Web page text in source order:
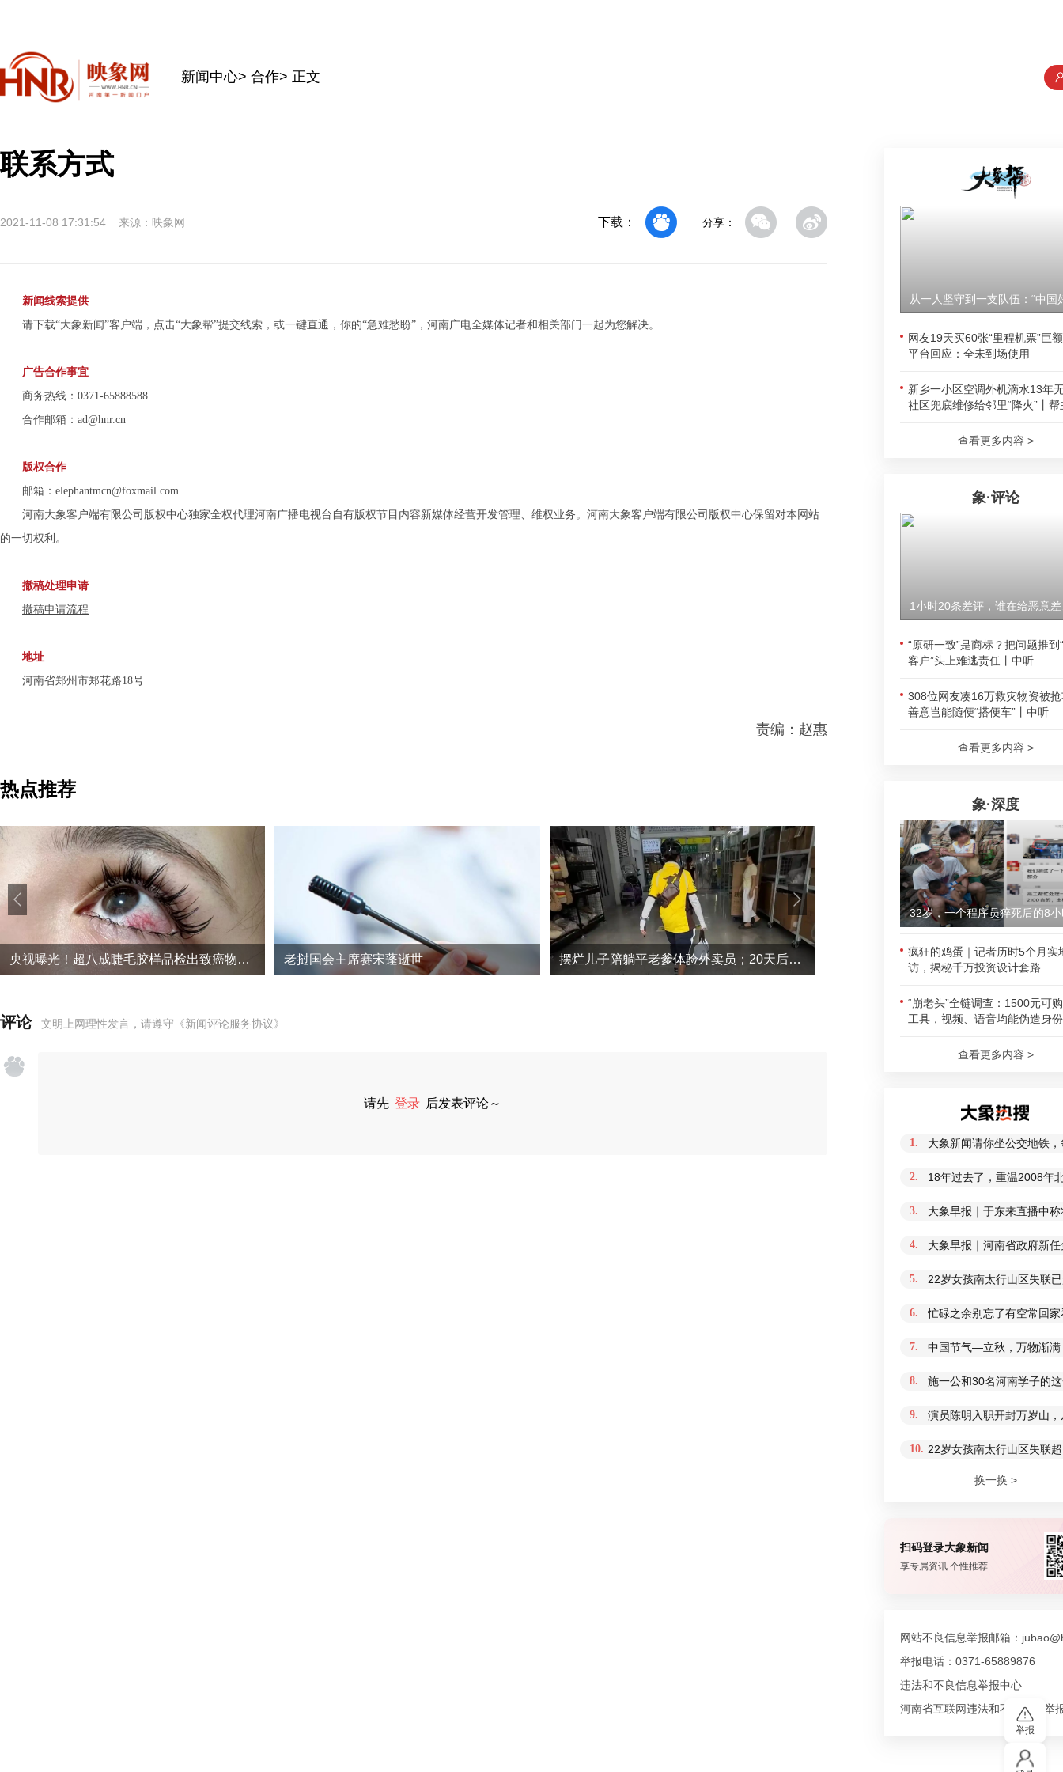
新闻中心> 合作> 正文
联系方式
2021-11-08 17:31:54 来源：映象网 下载： 分享：
新闻线索提供
请下载“大象新闻”客户端，点击“大象帮”提交线索，或一键直通 ，你的“急难愁盼”，河南广电全媒体记者和相关部门一起为您解决。
广告合作事宜
商务热线： 0371-65888588
合作邮箱： ad@hnr.cn
版权合作
邮箱： elephantmcn@foxmail.com
河南大象客户端有限公司版权中心独家全权代理河南广播电视台自有版权节目内容新媒体经营开发管理、维权业务。河南大象客户端有限公司版权中心保留对本网站
的一切权利。
撤稿处理申请
撤稿申请流程
地址
河南省郑州市郑花路18号
责编：赵惠
热点推荐
央视曝光！超八成睫毛胶样品检出致癌物，部分成分接近502胶 老挝国会主席赛宋蓬逝世 摆烂儿子陪躺平老爹体验外卖员；20天后少年不再任性，父亲也开始自我反省 “不建议大家买深色蛋糕”上热搜！专家回
评论 文明上网理性发言，请遵守 《新闻评论服务协议》
请先 登录 后发表评论～
网友19天买60张“里程机票”巨
平台回应：全未到场使用
新乡一小区空调外机滴水13年
社区兜底维修给邻里“降火”丨帮
查看更多内容 >
象·评论
“原研一致”是商标？把问题推到
客户”头上难逃责任丨中听
308位网友凑16万救灾物资被
善意岂能随便“搭便车”丨中听
查看更多内容 >
象·深度
32岁，一个程序员猝死后的8
疯狂的鸡蛋｜记者历时5个月实
访，揭秘千万投资设计套路
“崩老头”全链调查：1500元可
工具，视频、语音均能伪造身份
查看更多内容 >
1. 大象新闻请你坐公交地铁
2. 18年过去了，重温2008年
3. 大象早报｜于东来直播中
4. 大象早报｜河南省政府新
5. 22岁女孩南太行山区失联
6. 忙碌之余别忘了有空常回家
7. 中国节气—立秋，万物渐满
8. 施一公和30名河南学子的
9. 演员陈明入职开封万岁山，
10. 22岁女孩南太行山区失联
换一换 >
扫码登录大象新闻
享专属资讯 个性推荐
网站不良信息举报邮箱：
举报电话：0371-65889876
违法和不良信息举报中心
河南省互联网违法和不良信息举
举报